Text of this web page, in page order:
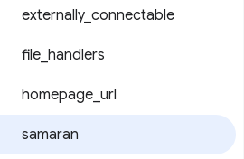
externally_ connectable
file handlers
homepage url
samaran